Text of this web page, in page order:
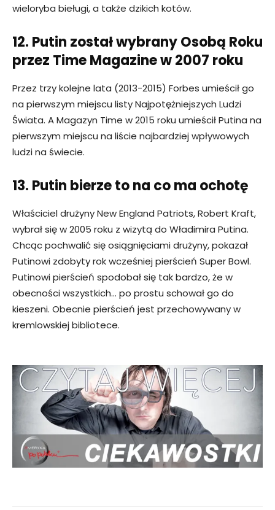
wieloryba bieługi, a także dzikich kotów.
12. Putin został wybrany Osobą Roku
przez Time Magazine w 2007 roku
Przez trzy kolejne lata (2013-2015) Forbes umieścił go
na pierwszym miejscu listy Najpotężniejszych Ludzi
Świata. A Magazyn Time w 2015 roku umieścił Putina na
pierwszym miejscu na liście najbardziej wpływowych
ludzi na świecie.
13. Putin bierze to na co ma ochotę
Właściciel drużyny New England Patriots, Robert Kraft,
wybrał się w 2005 roku z wizytą do Władimira Putina.
Chcąc pochwalić się osiągnięciami drużyny, pokazał
Putinowi zdobyty rok wcześniej pierścień Super Bowl.
Putinowi pierścień spodobał się tak bardzo, że w
obecności wszystkich… po prostu schował go do
kieszeni. Obecnie pierścień jest przechowywany w
kremlowskiej bibliotece.